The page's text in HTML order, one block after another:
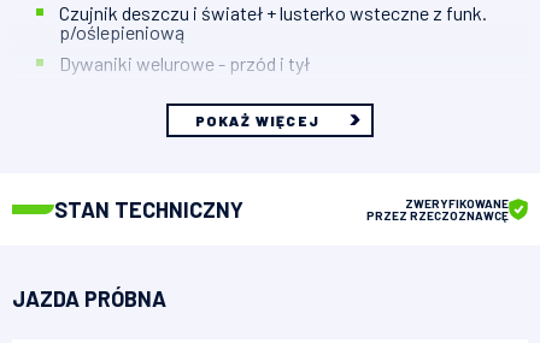
Czujnik deszczu i świateł + lusterko wsteczne z funk.
p/oślepieniową
Dywaniki welurowe - przód i tył
POKAŻ WIĘCEJ
STAN TECHNICZNY
ZWERYFIKOWANE
PRZEZ RZECZOZNAWCĘ
JAZDA PRÓBNA